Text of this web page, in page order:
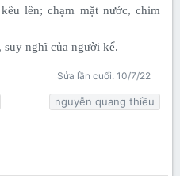
lên; chạm mặt nước, chim
suy nghĩ của người kể.
Sửa lần cuối: 10/7/22
nguyễn quang thiều